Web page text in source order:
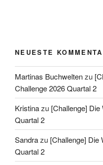
NEUESTE
Martinas Buchweltenzu
Challenge 2026 Quartal 2
Kristinazu [Challenge]
Quartal 2
Sandrazu [Challenge] Die
Quartal 2